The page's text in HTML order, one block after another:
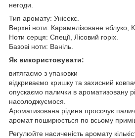
негоди.
Тип аромату: Унісекс.
Верхні ноти: Карамелізоване яблуко,
Ноти серця: Спеції, Лісовий горіх.
Базові ноти: Ваніль.
Як використовувати:
витягаємо з упаковки
відкриваємо кришку та захисний
опускаємо палички в ароматизовану
насолоджуємося.
Ароматизована рідина просочує
аромат поширюється по всьому
Регулюйте насиченість аромату